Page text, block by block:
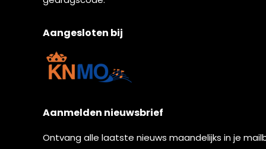
Aangesloten bij
Aanmelden nieuwsbrief
Ontvang alle laatste nieuws maandelijks in je